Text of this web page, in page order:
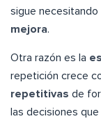
sigue
mejora.
Otra razón es la
repetición crece
repetitivas de
las decisiones